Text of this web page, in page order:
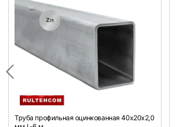
Труба профильная оцинкованная 40х20x2,0